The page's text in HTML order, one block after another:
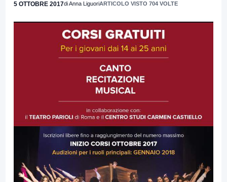
5 OTTOBRE 2017di Anna LiguoriARTICOLO VISTO 704 VOLTE